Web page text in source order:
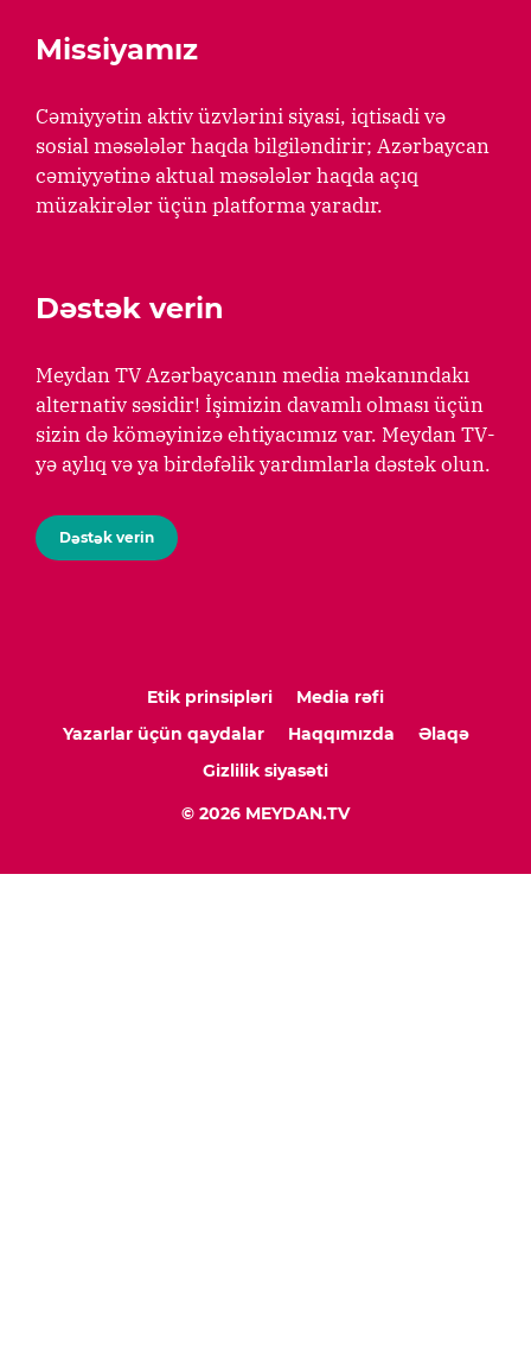
Missiyamız
Cəmiyyətin aktiv üzvlərini siyasi, iqtisadi və
sosial məsələlər haqda bilgiləndirir; Azərbaycan
cəmiyyətinə aktual məsələlər haqda açıq
müzakirələr üçün platforma yaradır.
Dəstək verin
Meydan TV Azərbaycanın media məkanındakı
alternativ səsidir! İşimizin davamlı olması üçün
sizin də köməyinizə ehtiyacımız var. Meydan TV-
yə aylıq və ya birdəfəlik yardımlarla dəstək olun.
Dəstək verin
Etik prinsipləri
Media rəfi
Yazarlar üçün qaydalar
Haqqımızda
Əlaqə
Gizlilik siyasəti
© 2026 MEYDAN.TV